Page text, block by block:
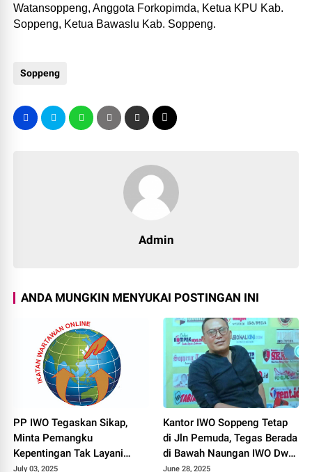
Watansoppeng, Anggota Forkopimda, Ketua KPU Kab.
Soppeng, Ketua Bawaslu Kab. Soppeng.
Soppeng
Admin
ANDA MUNGKIN MENYUKAI POSTINGAN INI
PP IWO Tegaskan Sikap,
Minta Pemangku
Kepentingan Tak Layani
Oknum Mengatasnamakan
July 03, 2025
Kantor IWO Soppeng Tetap
di Jln Pemuda, Tegas Berada
di Bawah Naungan IWO Dwi
Cristianto
June 28, 2025